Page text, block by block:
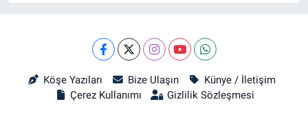
Köşe Yazıları Bize Ulaşın
Künye / İletişim
Çerez Kullanımı
Gizlilik Sözleşmesi